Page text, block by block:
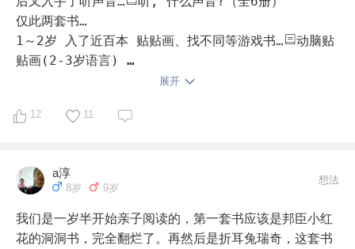
1，纳尼亚传奇
纳尼亚传奇:狮子、女巫与魔衣橱(注音版)
2，三毛系列，这个简直爱了，一气读下来的，太适合一
三毛流浪记(彩图注音读物)
三毛流浪记(彩图注音读
物)
3，米小圈一系列，这个太有名了，很多家长都知道。
仅此两套书…
1～2岁 入了近百本 贴贴画、找不同等游戏书…
动脑贴
贴画(2-3岁语言)
直到快两岁 才开始中英文绘本启蒙…
每日陪读不下5本…
有孩子喜欢的，不下于20次…
安, 黛西
也有孩子抗拒的，只翻看过一次的…
大卫,不可以
展开
12 11
a淳
8岁 9岁
想法
我们是一岁半开始亲子阅读的，第一套书应该是邦臣小红
花的洞洞书，完全翻烂了。再然后是折耳兔瑞奇，这套书